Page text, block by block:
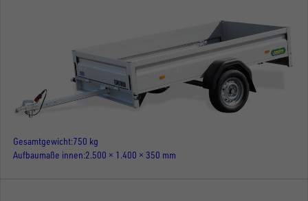
Gesamtgewicht 750 kg
Aufbaumaße innen 2.500 × 1.400 × 350 mm